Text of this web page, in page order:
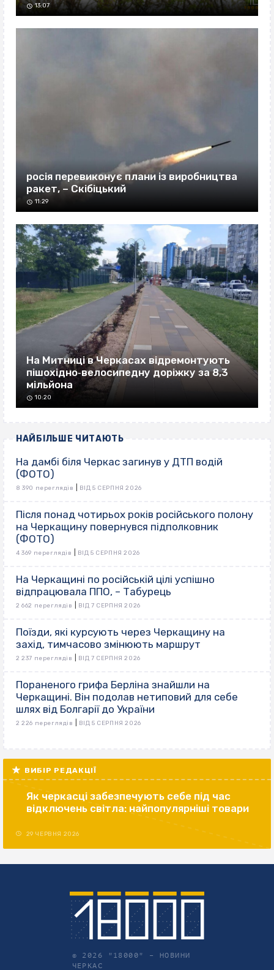
13:07
росія перевиконує плани із виробництва
ракет, – Скібіцький
11:29
На Митниці в Черкасах відремонтують
пішохідно‐велосипедну доріжку за 8,3
мільйона
10:20
НАЙБІЛЬШЕ ЧИТАЮТЬ
На дамбі біля Черкас загинув у ДТП водій
(ФОТО)
8 390 переглядів ВІД 5 СЕРПНЯ 2026
Після понад чотирьох років російського полону
на Черкащину повернувся підполковник
(ФОТО)
4 369 переглядів ВІД 5 СЕРПНЯ 2026
На Черкащині по російській цілі успішно
відпрацювала ППО, – Табурець
2 662 переглядів ВІД 7 СЕРПНЯ 2026
Поїзди, які курсують через Черкащину на
захід, тимчасово змінюють маршрут
2 237 переглядів ВІД 7 СЕРПНЯ 2026
Пораненого грифа Берліна знайшли на
Черкащині. Він подолав нетиповий для себе
шлях від Болгарії до України
2 226 переглядів ВІД 5 СЕРПНЯ 2026
ВИБІР РЕДАКЦІЇ
Як черкасці забезпечують себе під час
відключень світла: найпопулярніші товари
29 ЧЕРВНЯ 2026
© 2026 "18000" – НОВИНИ
ЧЕРКАС